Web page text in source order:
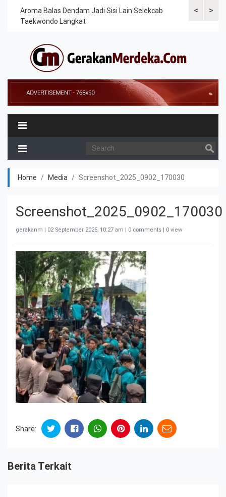
<
Aroma Balas Dendam Jadi Sisi Lain Selekcab
Taekwondo Langkat
>
Home Media Screenshot_2025_0902_170030
Screenshot_2025_0902_170030
gerakanm | 02 September 2025, 10:27 am | 0 comments | 0 view
Share:
Berita Terkait